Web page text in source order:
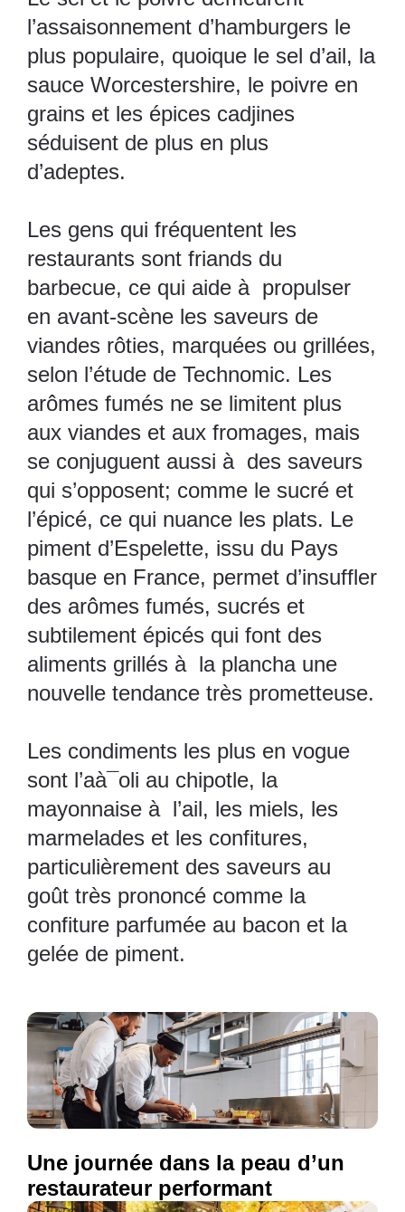
l’assaisonnement d’hamburgers le
plus populaire, quoique le sel d’ail, la
sauce Worcestershire, le poivre en
grains et les épices cadjines
séduisent de plus en plus
d’adeptes.
Les gens qui fréquentent les
restaurants sont friands du
barbecue, ce qui aide à propulser
en avant-scène les saveurs de
viandes rôties, marquées ou grillées,
selon l’étude de Technomic. Les
arômes fumés ne se limitent plus
aux viandes et aux fromages, mais
se conjuguent aussi à des saveurs
qui s’opposent; comme le sucré et
l’épicé, ce qui nuance les plats. Le
piment d’Espelette, issu du Pays
basque en France, permet d’insuffler
des arômes fumés, sucrés et
subtilement épicés qui font des
aliments grillés à la plancha une
nouvelle tendance très prometteuse.
Les condiments les plus en vogue
sont l’aà¯oli au chipotle, la
mayonnaise à l’ail, les miels, les
marmelades et les confitures,
particulièrement des saveurs au
goût très prononcé comme la
confiture parfumée au bacon et la
gelée de piment.
Une journée dans la peau d’un
restaurateur performant